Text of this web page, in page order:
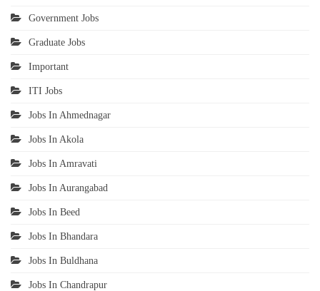
Government Jobs
Graduate Jobs
Important
ITI Jobs
Jobs In Ahmednagar
Jobs In Akola
Jobs In Amravati
Jobs In Aurangabad
Jobs In Beed
Jobs In Bhandara
Jobs In Buldhana
Jobs In Chandrapur